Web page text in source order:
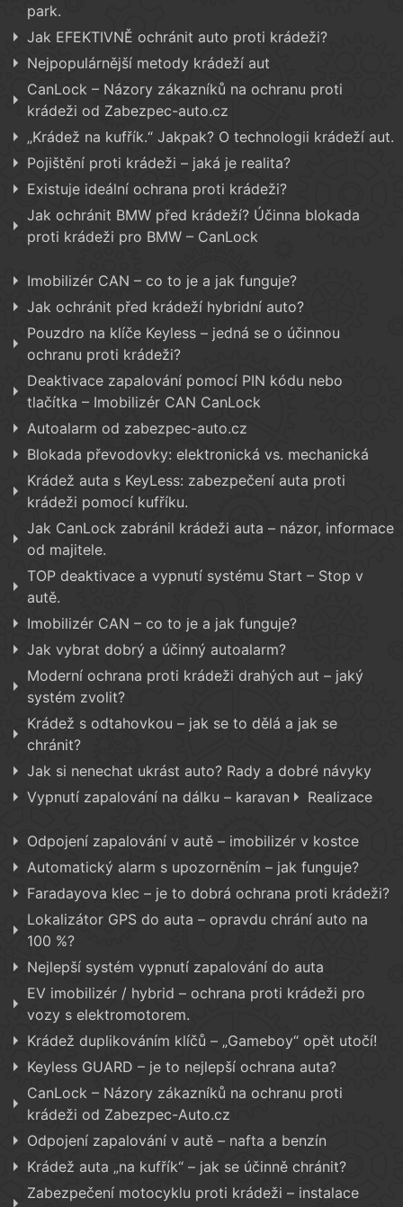
park.
Jak EFEKTIVNĚ ochránit auto proti krádeži?
Nejpopulárnější metody krádeží aut
CanLock – Názory zákazníků na ochranu proti
krádeži od Zabezpec-auto.cz
„Krádež na kufřík.“ Jakpak? O technologii krádeží aut.
Pojištění proti krádeži – jaká je realita?
Existuje ideální ochrana proti krádeži?
Jak ochránit BMW před krádeží? Účinna blokada
proti krádeži pro BMW – CanLock
Imobilizér CAN – co to je a jak funguje?
Jak ochránit před krádeží hybridní auto?
Pouzdro na klíče Keyless – jedná se o účinnou
ochranu proti krádeži?
Deaktivace zapalování pomocí PIN kódu nebo
tlačítka – Imobilizér CAN CanLock
Autoalarm od zabezpec-auto.cz
Blokada převodovky: elektronická vs. mechanická
Krádež auta s KeyLess: zabezpečení auta proti
krádeži pomocí kufříku.
Jak CanLock zabránil krádeži auta – názor, informace
od majitele.
TOP deaktivace a vypnutí systému Start – Stop v
autě.
Imobilizér CAN – co to je a jak funguje?
Jak vybrat dobrý a účinný autoalarm?
Moderní ochrana proti krádeži drahých aut – jaký
systém zvolit?
Krádež s odtahovkou – jak se to dělá a jak se
chránit?
Jak si nenechat ukrást auto? Rady a dobré návyky
Vypnutí zapalování na dálku – karavan
Realizace
Odpojení zapalování v autě – imobilizér v kostce
Automatický alarm s upozorněním – jak funguje?
Faradayova klec – je to dobrá ochrana proti krádeži?
Lokalizátor GPS do auta – opravdu chrání auto na
100 %?
Nejlepší systém vypnutí zapalování do auta
EV imobilizér / hybrid – ochrana proti krádeži pro
vozy s elektromotorem.
Krádež duplikováním klíčů – „Gameboy“ opět utočí!
Keyless GUARD – je to nejlepší ochrana auta?
CanLock – Názory zákazníků na ochranu proti
krádeži od Zabezpec-Auto.cz
Odpojení zapalování v autě – nafta a benzín
Krádež auta „na kufřík“ – jak se účinně chránit?
Zabezpečení motocyklu proti krádeži – instalace